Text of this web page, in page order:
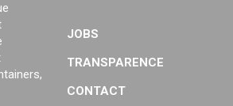
JOBS
TRANSPARENCE
CONTACT